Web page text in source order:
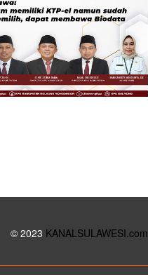
© 2023 KANALSULAWESI.com